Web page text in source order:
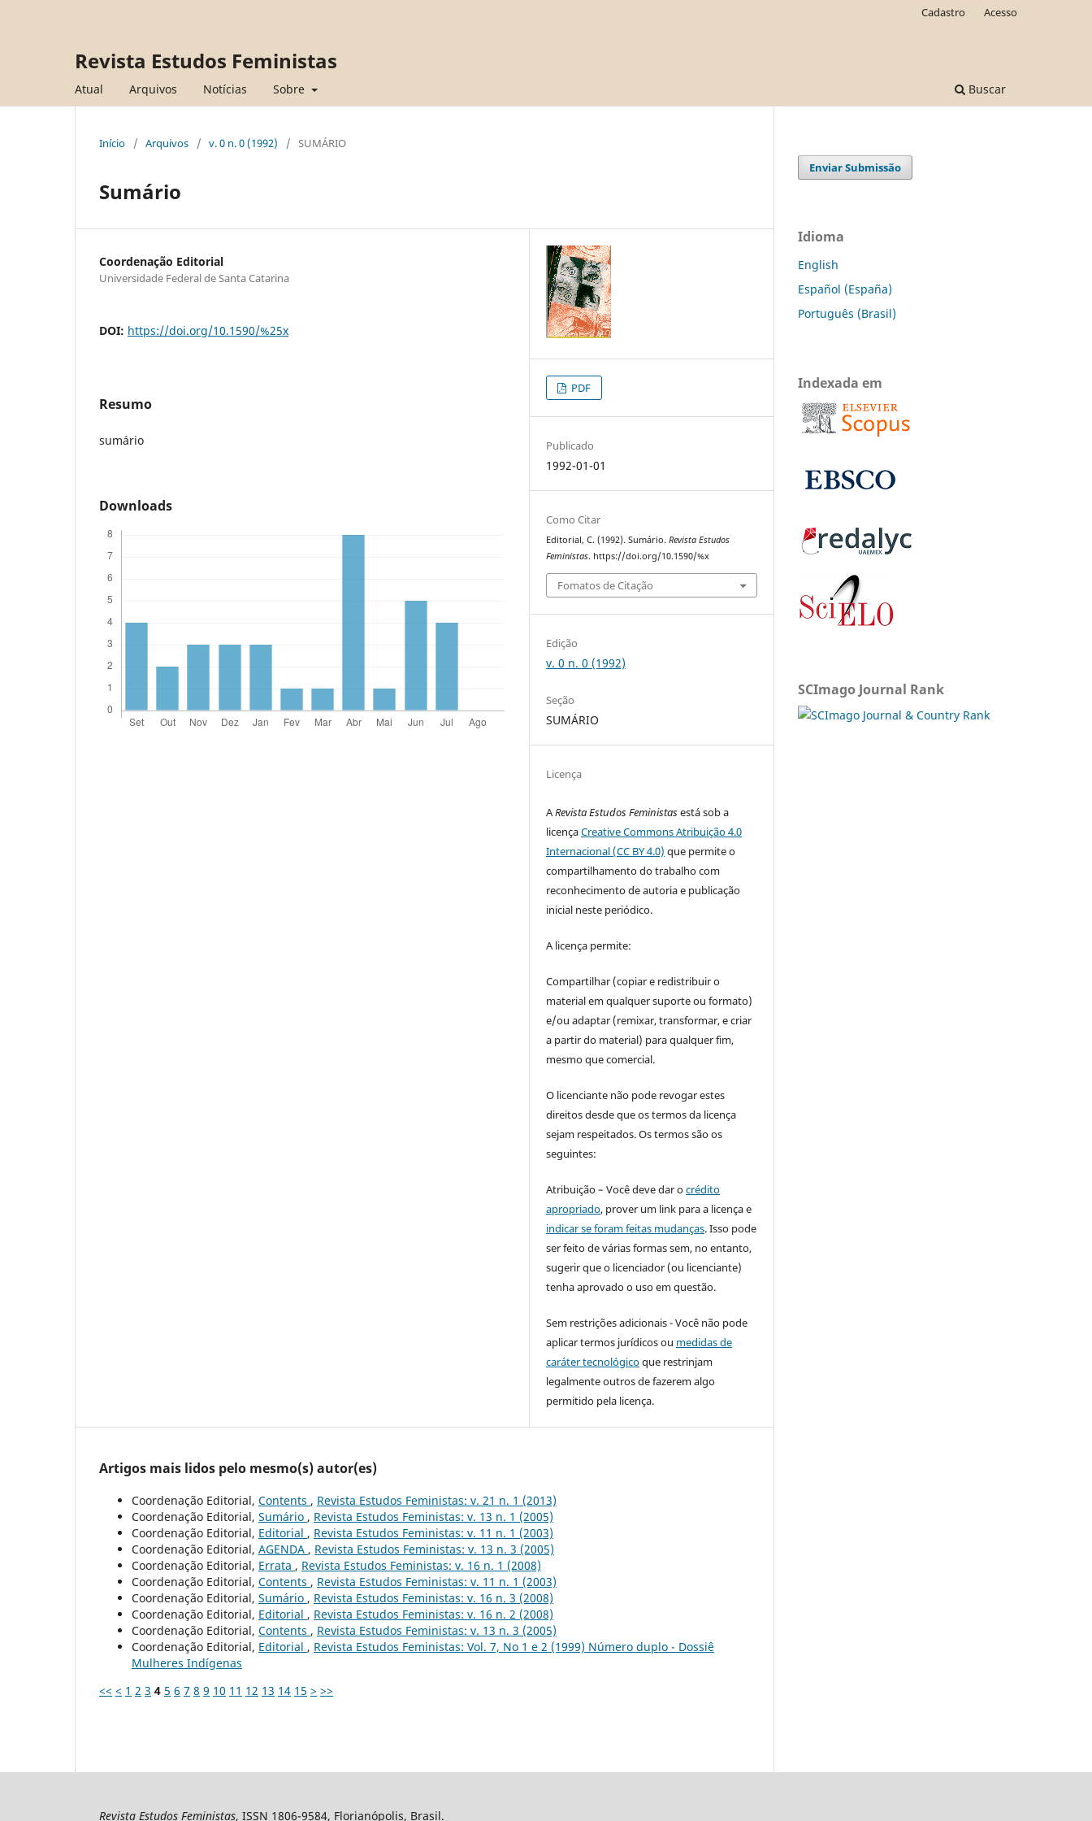
Revista Estudos Feministas
Atual Arquivos Notícias Sobre Buscar
Cadastro Acesso
Início / Arquivos / v. 0 n. 0 (1992) / SUMÁRIO
Sumário
Coordenação Editorial
Universidade Federal de Santa Catarina
DOI: https://doi.org/10.1590/%25x
Resumo
sumário
Downloads
PDF
Publicado
1992-01-01
Como Citar
Editorial, C. (1992). Sumário.Revista Estudos
Feministas. https://doi.org/10.1590/%x
Fomatos de Citação
Edição
v. 0 n. 0 (1992)
Seção
SUMÁRIO
Licença
ARevista Estudos Feministasestá sob a
licençaCreative Commons Atribuição 4.0
Internacional (CC BY 4.0) que permite o
compartilhamento do trabalho com
reconhecimento de autoria e publicação
inicial neste periódico.
A licença permite:
Compartilhar (copiar e redistribuir o
material em qualquer suporte ou formato)
e/ou adaptar (remixar, transformar, e criar
a partir do material) para qualquer fim,
mesmo que comercial.
O licenciante não pode revogar estes
direitos desde que os termos da licença
sejam respeitados. Os termos são os
seguintes:
Atribuição – Você deve dar ocrédito
apropriado, prover um link para a licença e
indicar se foram feitas mudanças. Isso pode
ser feito de várias formas sem, no entanto,
sugerir que o licenciador (ou licenciante)
tenha aprovado o uso em questão.
Sem restrições adicionais - Você não pode
aplicar termos jurídicos ou medidas de
caráter tecnológicoque restrinjam
legalmente outros de fazerem algo
permitido pela licença.
Artigos mais lidos pelo mesmo(s) autor(es)
Coordenação Editorial, Contents , Revista Estudos Feministas: v. 21 n. 1 (2013)
Coordenação Editorial, Sumário , Revista Estudos Feministas: v. 13 n. 1 (2005)
Coordenação Editorial, Editorial , Revista Estudos Feministas: v. 11 n. 1 (2003)
Coordenação Editorial, AGENDA , Revista Estudos Feministas: v. 13 n. 3 (2005)
Coordenação Editorial, Errata , Revista Estudos Feministas: v. 16 n. 1 (2008)
Coordenação Editorial, Contents , Revista Estudos Feministas: v. 11 n. 1 (2003)
Coordenação Editorial, Sumário , Revista Estudos Feministas: v. 16 n. 3 (2008)
Coordenação Editorial, Editorial , Revista Estudos Feministas: v. 16 n. 2 (2008)
Coordenação Editorial, Contents , Revista Estudos Feministas: v. 13 n. 3 (2005)
Coordenação Editorial, Editorial , Revista Estudos Feministas: Vol. 7, No 1 e 2 (1999) Número duplo - Dossiê
Mulheres Indígenas
<< < 1 2 3 4 5 6 7 8 9 10 11 12 13 14 15 > >>
Enviar Submissão
Idioma
English
Español (España)
Português (Brasil)
Indexada em
SCImago Journal Rank
Revista Estudos Feministas, ISSN 1806-9584, Florianópolis, Brasil.